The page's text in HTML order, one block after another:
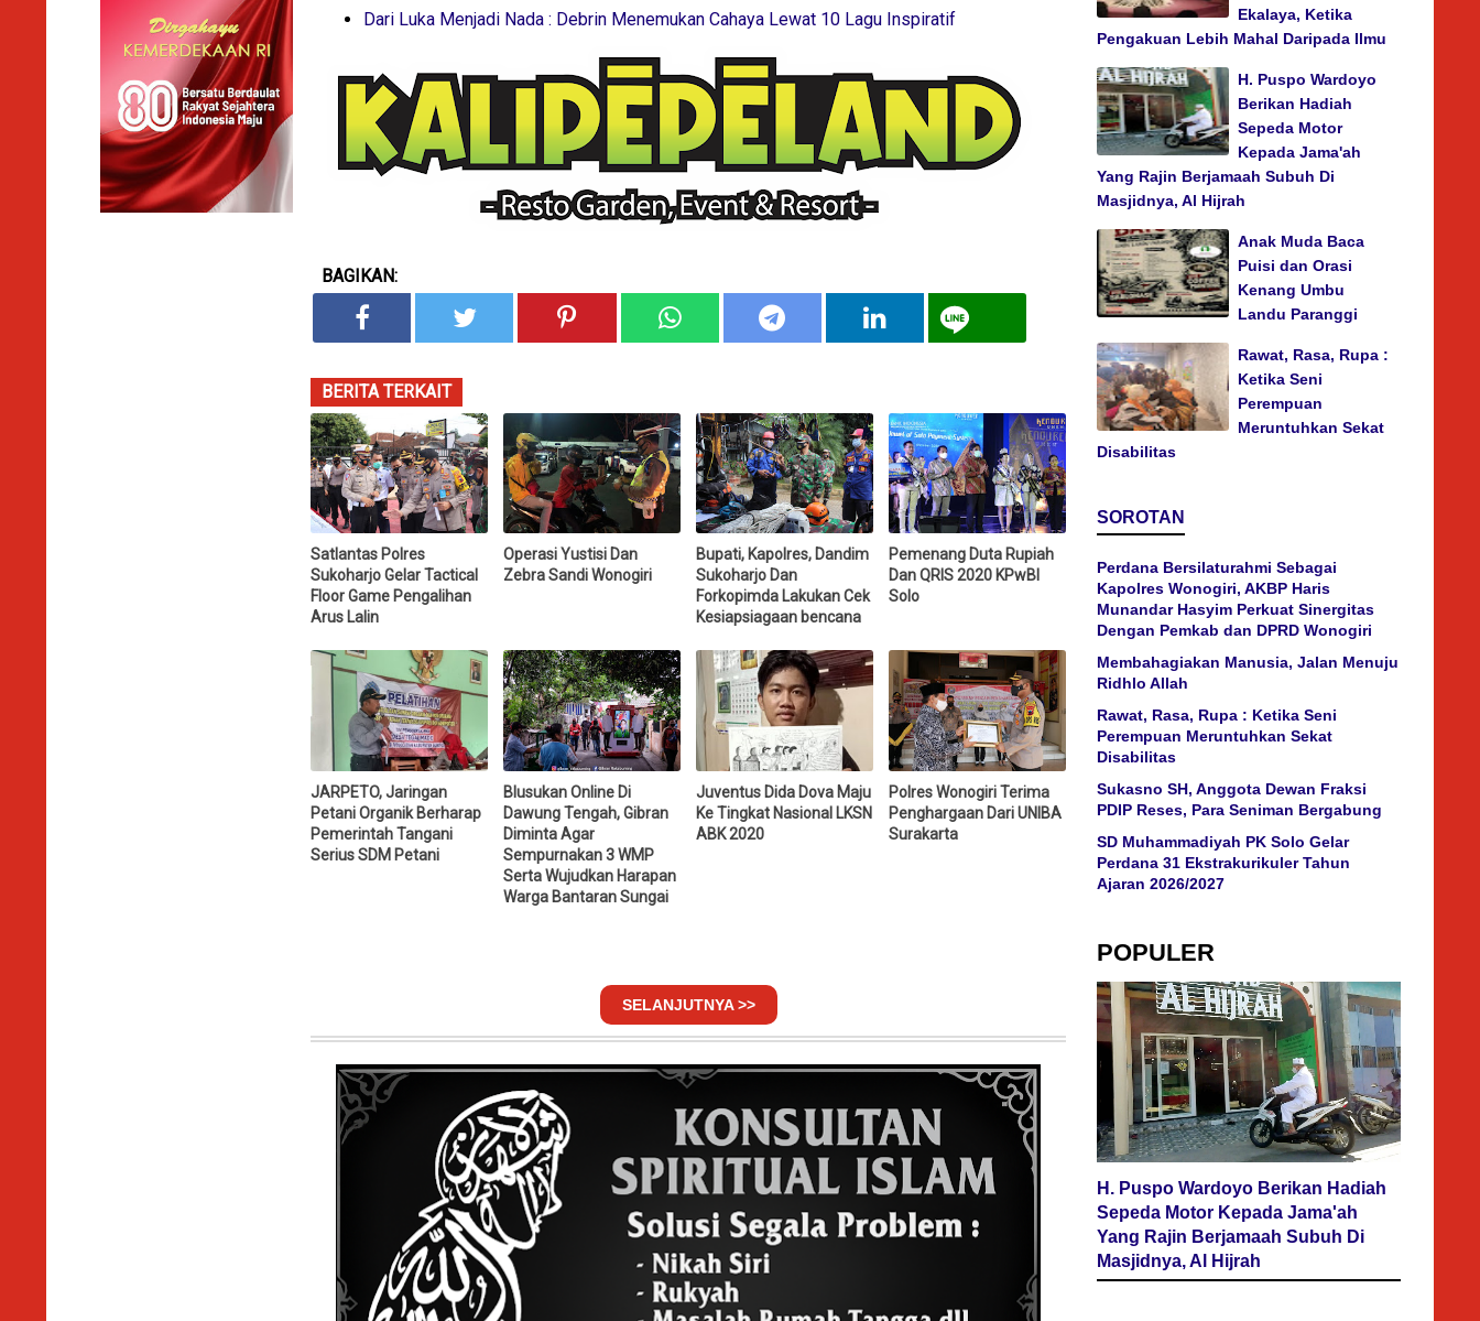
Dari Luka Menjadi Nada : Debrin Menemukan Cahaya Lewat 10 Lagu Inspiratif
BAGIKAN:
BERITA TERKAIT
Satlantas Polres
Sukoharjo Gelar Tactical
Floor Game Pengalihan
Arus Lalin
Operasi Yustisi Dan
Zebra Sandi Wonogiri
Bupati, Kapolres, Dandim
Sukoharjo Dan
Forkopimda Lakukan Cek
Kesiapsiagaan bencana
Pemenang Duta Rupiah
Dan QRIS 2020 KPwBI
Solo
JARPETO, Jaringan
Petani Organik Berharap
Pemerintah Tangani
Serius SDM Petani
Blusukan Online Di
Dawung Tengah, Gibran
Diminta Agar
Sempurnakan 3 WMP
Serta Wujudkan Harapan
Warga Bantaran Sungai
Juventus Dida Dova Maju
Ke Tingkat Nasional LKSN
ABK 2020
Polres Wonogiri Terima
Penghargaan Dari UNIBA
Surakarta
SELANJUTNYA >>
Ekalaya, Ketika
Pengakuan Lebih Mahal Daripada Ilmu
H. Puspo Wardoyo
Berikan Hadiah
Sepeda Motor
Kepada Jama'ah
Yang Rajin Berjamaah Subuh Di
Masjidnya, Al Hijrah
Anak Muda Baca
Puisi dan Orasi
Kenang Umbu
Landu Paranggi
Rawat, Rasa, Rupa :
Ketika Seni
Perempuan
Meruntuhkan Sekat
Disabilitas
SOROTAN
Perdana Bersilaturahmi Sebagai
Kapolres Wonogiri, AKBP Haris
Munandar Hasyim Perkuat Sinergitas
Dengan Pemkab dan DPRD Wonogiri
Membahagiakan Manusia, Jalan Menuju
Ridhlo Allah
Rawat, Rasa, Rupa : Ketika Seni
Perempuan Meruntuhkan Sekat
Disabilitas
Sukasno SH, Anggota Dewan Fraksi
PDIP Reses, Para Seniman Bergabung
SD Muhammadiyah PK Solo Gelar
Perdana 31 Ekstrakurikuler Tahun
Ajaran 2026/2027
POPULER
H. Puspo Wardoyo Berikan Hadiah
Sepeda Motor Kepada Jama'ah
Yang Rajin Berjamaah Subuh Di
Masjidnya, Al Hijrah